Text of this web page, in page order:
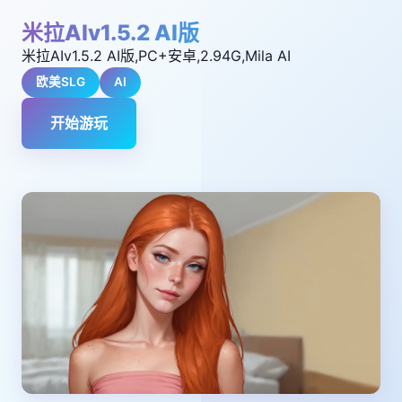
米拉AIv1.5.2 AI版
米拉AIv1.5.2 AI版,PC+安卓,2.94G,Mila AI
欧美SLG AI
开始游玩